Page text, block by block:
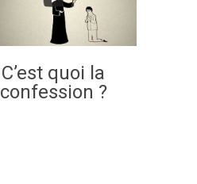
C’est quoi la
confession ?